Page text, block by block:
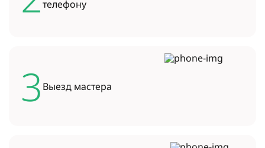
телефону
3 Выезд мастера